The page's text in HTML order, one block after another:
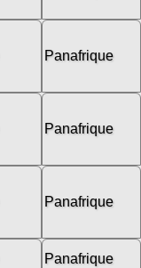
Panafrique
Panafrique
Panafrique
Panafrique